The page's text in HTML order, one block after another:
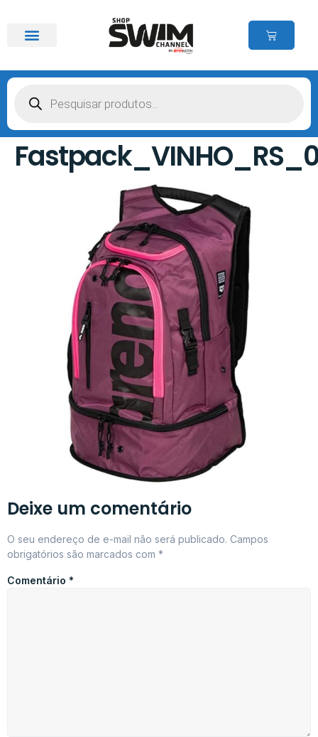
Deixe um comentário
O seu endereço de e-mail não será publicado. Campos
obrigatórios são marcados com *
Comentário *